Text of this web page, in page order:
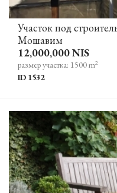
Участок под
Мошавим
12,000,000 NIS
размер участка: 1500 m2
ID 1532